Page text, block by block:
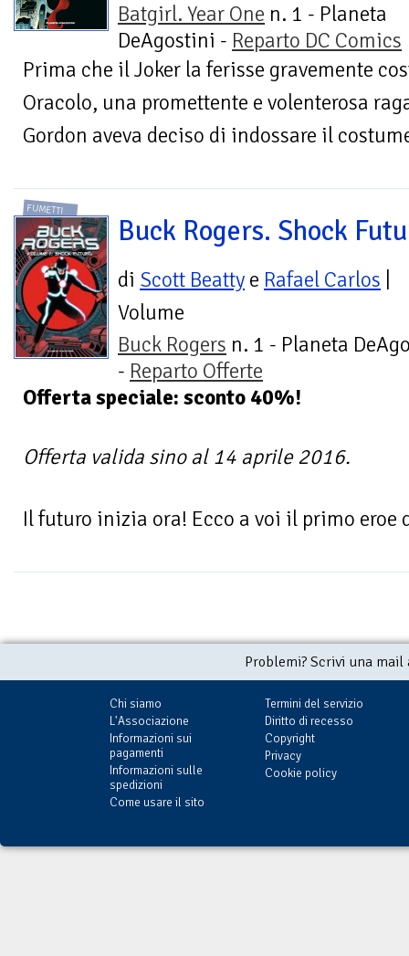
Batgirl. Year One n. 1 - Planeta
DeAgostini - Reparto DC Comics
Prima che il Joker la ferisse gravemente
Oracolo, una promettente e volenterosa
Gordon aveva deciso di indossare il
FUMETTI
Buck Rogers. Shock
di Scott Beatty e Rafael Carlos
Volume
Buck Rogers n. 1 - Planeta
- Reparto Offerte
Offerta speciale: sconto 40%!
Offerta valida sino al 14 aprile 2016.
Il futuro inizia ora! Ecco a voi il primo eroe
Problemi? Scrivi una
Chi siamo
L'Associazione
Informazioni sui
pagamenti
Informazioni sulle
spedizioni
Come usare il sito
Termini del servizio
Diritto di recesso
Copyright
Privacy
Cookie policy